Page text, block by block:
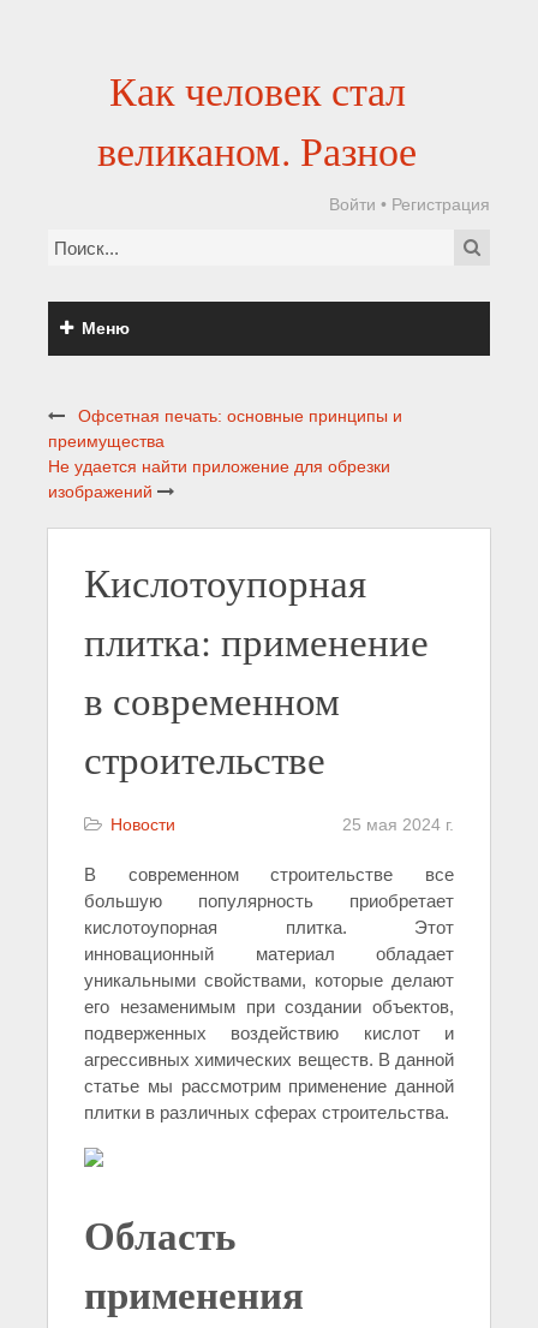
Как человек стал
великаном. Разное
Войти • Регистрация
Меню
Офсетная печать: основные принципы и
преимущества
Не удается найти приложение для обрезки
изображений
Кислотоупорная
плитка: применение
в современном
строительстве
Новости 25 мая 2024 г.
В современном строительстве все
большую популярность приобретает
кислотоупорная плитка. Этот
инновационный материал обладает
уникальными свойствами, которые делают
его незаменимым при создании объектов,
подверженных воздействию кислот и
агрессивных химических веществ. В данной
статье мы рассмотрим применение данной
плитки в различных сферах строительства.
Область
применения